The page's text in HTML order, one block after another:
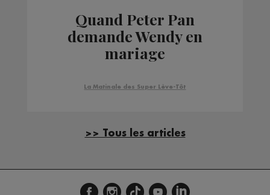
Quand Peter Pan
demande Wendy en
mariage
La Matinale des Super Lève-Tôt
>> Tous les articles